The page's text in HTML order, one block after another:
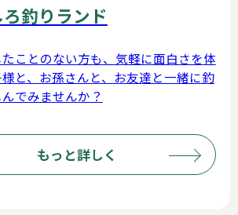
釣りランド
ことのない方も、気軽に面白さを体
と、お孫さんと、お友達と一緒に釣
でみませんか？
もっと詳しく